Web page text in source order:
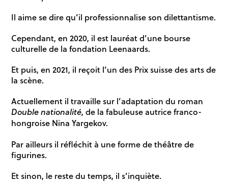
Il aime se dire qu’il professionnalise son dilettantisme.
Cependant, en 2020, il est lauréat d’une bourse
culturelle de la fondation Leenaards.
Et puis, en 2021, il reçoit l’un des Prix suisse des arts de
la scène.
Actuellement il travaille sur l’adaptation du roman
Double nationalité, de la fabuleuse autrice franco-
hongroise Nina Yargekov.
Par ailleurs il réfléchit à une forme de théâtre de
figurines.
Et sinon, le reste du temps, il s’inquiète.